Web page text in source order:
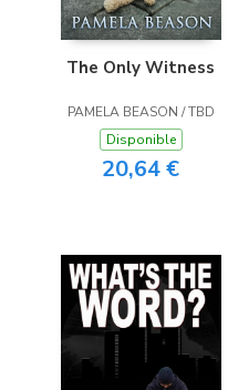
The Only Witness
PAMELA BEASON / TBD
Disponible
20,64 €